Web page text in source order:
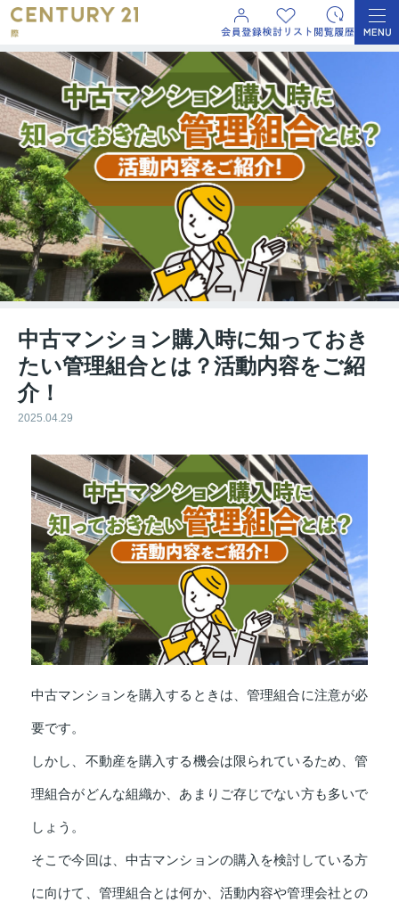
中古マンション購入時に知っておき
たい管理組合とは？活動内容をご紹
介！
2025.04.29
中古マンションを購入するときは、管理組合に注意が必
要です。
しかし、不動産を購入する機会は限られているため、管
理組合がどんな組織か、あまりご存じでない方も多いで
しょう。
そこで今回は、中古マンションの購入を検討している方
に向けて、管理組合とは何か、活動内容や管理会社との